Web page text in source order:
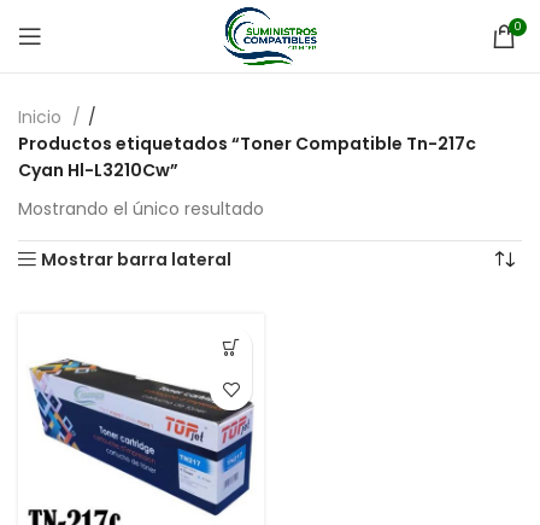
0
Inicio
Productos etiquetados “Toner Compatible Tn-217c
Cyan Hl-L3210Cw”
Mostrando el único resultado
Mostrar barra lateral